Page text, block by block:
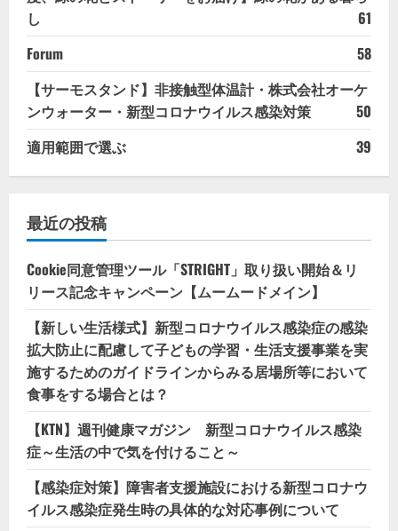
し
61
Forum
58
【サーモスタンド】非接触型体温計・株式会社オーケ
ンウォーター・新型コロナウイルス感染対策
50
適用範囲で選ぶ
39
最近の投稿
Cookie同意管理ツール「STRIGHT」取り扱い開始＆リ
リース記念キャンペーン【ムームードメイン】
【新しい生活様式】新型コロナウイルス感染症の感染
拡大防止に配慮して子どもの学習・生活支援事業を実
施するためのガイドラインからみる居場所等において
食事をする場合とは？
【KTN】週刊健康マガジン 新型コロナウイルス感染
症～生活の中で気を付けること～
【感染症対策】障害者支援施設における新型コロナウ
イルス感染症発生時の具体的な対応事例について